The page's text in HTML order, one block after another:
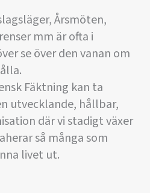
Årsmöten,
mm är ofta i
se över den vanan om
Fäktning kan ta
utvecklande, hållbar,
där vi stadigt växer
så många som
livet ut.